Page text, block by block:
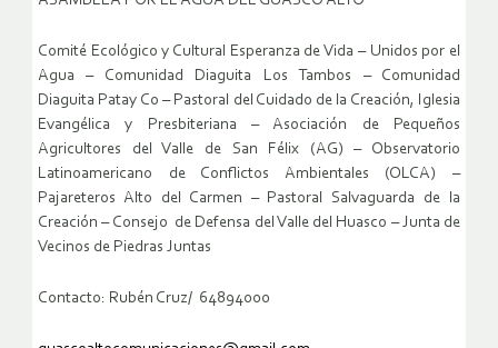
Comité Ecológico y Cultural Esperanza de Vida – Unidos por el
Agua – Comunidad Diaguita Los Tambos – Comunidad
Diaguita Patay Co – Pastoral del Cuidado de la Creación, Iglesia
Evangélica y Presbiteriana – Asociación de Pequeños
Agricultores del Valle de San Félix (AG) – Observatorio
Latinoamericano de Conflictos Ambientales (OLCA) –
Pajareteros Alto del Carmen – Pastoral Salvaguarda de la
Creación – Consejo de Defensa del Valle del Huasco – Junta de
Vecinos de Piedras Juntas
Contacto: Rubén Cruz/ 64894000